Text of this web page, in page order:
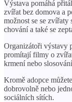
Výstava pomáhá
zvířat bez domova a
možnost se se zvířaty
chování a také se
Organizátoři výstavy
promítají filmy o
krmení nebo
Kromě adopce
dobrovolně nebo
sociálních sítích.